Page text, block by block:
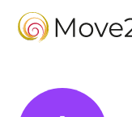
content